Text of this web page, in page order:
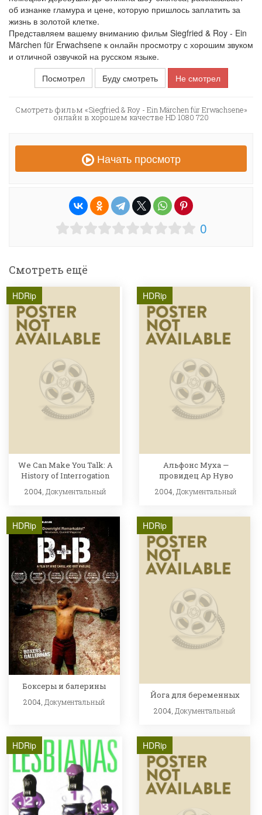
об изнанке гламура и цене, которую пришлось заплатить за
жизнь в золотой клетке.
Представляем вашему вниманию фильм Siegfried & Roy - Ein
Märchen für Erwachsene к онлайн просмотру с хорошим звуком
и отличной озвучкой на русском языке.
Посмотрел
Буду смотреть Не смотрел
Смотреть фильм «Siegfried & Roy - Ein Märchen für Erwachsene»
онлайн в хорошем качестве HD 1080 720
Начать просмотр
0
Смотреть ещё
HDRip
We Can Make You Talk: A
History of Interrogation
2004, Документальный
HDRip
Альфонс Муха —
провидец Ар Нуво
2004, Документальный
HDRip
Боксеры и балерины
2004, Документальный
HDRip
Йога для беременных
2004,Документальный
HDRip HDRip